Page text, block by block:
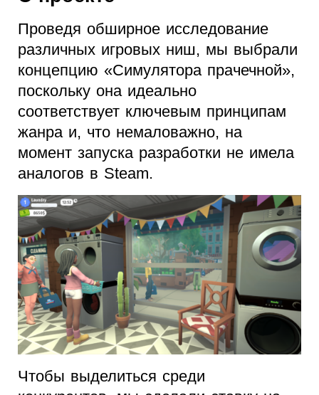
Проведя обширное исследование
различных игровых ниш, мы выбрали
концепцию «Симулятора прачечной»,
поскольку она идеально
соответствует ключевым принципам
жанра и, что немаловажно, на
момент запуска разработки не имела
аналогов в Steam.
Чтобы выделиться среди